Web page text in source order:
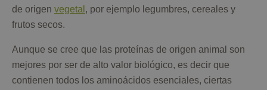
de origen vegetal , por ejemplo legumbres, cereales y
frutos secos.
Aunque se cree que las proteínas de origen animal son
mejores por ser de alto valor biológico, es decir que
contienen todos los aminoácidos esenciales, ciertas